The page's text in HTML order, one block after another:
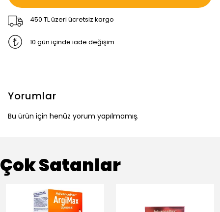
450 TL üzeri ücretsiz kargo
10 gün içinde iade değişim
Yorumlar
Bu ürün için henüz yorum yapılmamış.
Çok Satanlar